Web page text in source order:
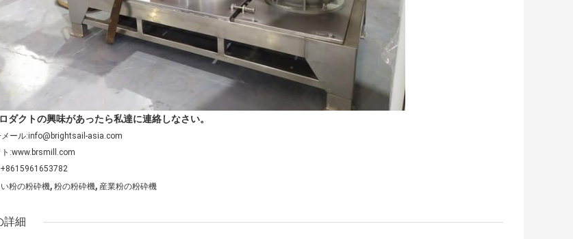
ダクトの興味があったら私達に連絡しなさい。
ール:info@brightsail-asia.com
:www.brsmill.com
粉の粉砕機, 粉の粉砕機, 産業粉の粉砕機
詳細